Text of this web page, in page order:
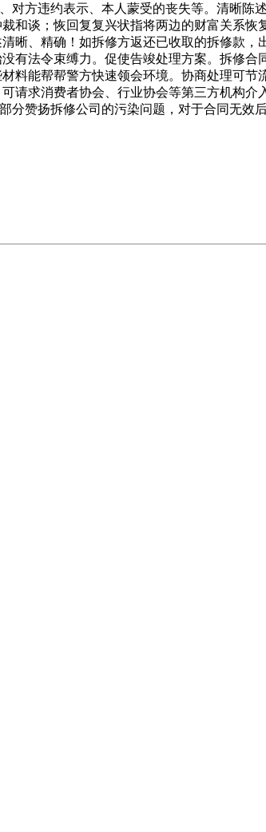
方违约表示、本人蒙受的丧失等。清晰陈
谈；恢回复复兴状指将两边的财富关系恢
晰、精确！如拆修方返还已收取的拆修款
有法令束缚力。促使告竣处理方案。拆修合
料能帮帮警方快速领会环境。协商处理可节
请求消费者协会、行业协会等第三方机构介
赞扬拆修公司的污染问题，对于合同无效